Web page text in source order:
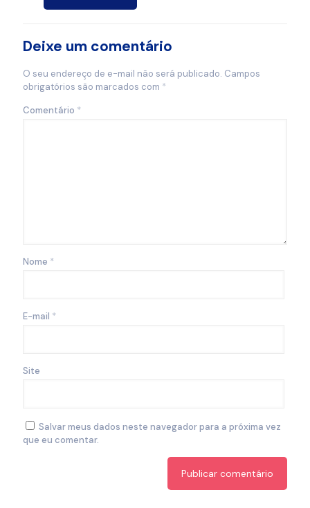
Deixe um comentário
O seu endereço de e-mail não será publicado. Campos
obrigatórios são marcados com *
Comentário *
Nome *
E-mail *
Site
Salvar meus dados neste navegador para a próxima vez
que eu comentar.